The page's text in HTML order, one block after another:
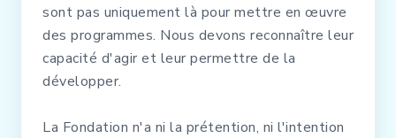
sont pas uniquement là pour mettre en œuvre
des programmes. Nous devons reconnaître leur
capacité d'agir et leur permettre de la
développer.
La Fondation n'a ni la prétention, ni l'intention